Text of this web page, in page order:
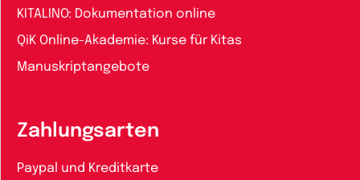
KITALINO: Dokumentation online
QiK Online-Akademie: Kurse für Kitas
Manuskriptangebote
Zahlungsarten
Paypal und Kreditkarte